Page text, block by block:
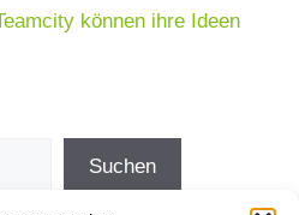
können ihre Ideen
Suchen